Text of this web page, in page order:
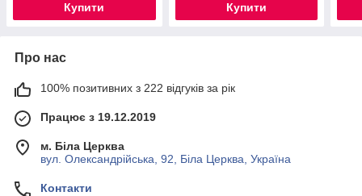
Купити Купити
Про нас
100% позитивних з 222 відгуків за рік
Працює з 19.12.2019
м. Біла Церква
вул. Олександрійська, 92, Біла Церква, Україна
Контакти